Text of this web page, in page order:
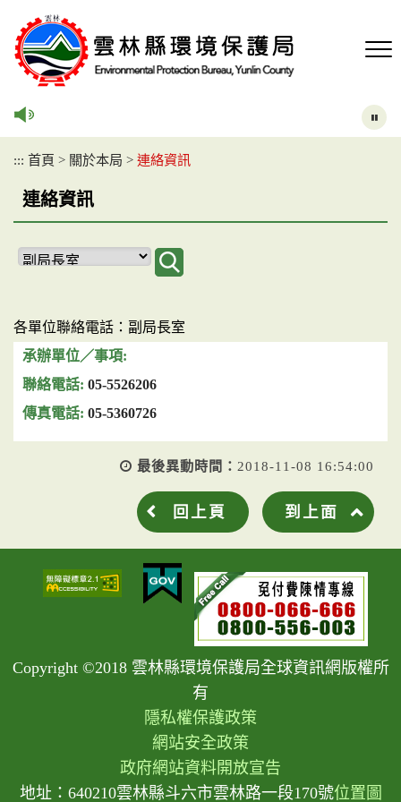
::: 首頁 > 關於本局 > 連絡資訊
連絡資訊
各單位聯絡電話：副局長室
05-5526206
05-5360726
最後異動時間： 2018-11-08 16:54:00
回上頁 到上面
Copyright ©2018 雲林縣環境保護局全球資訊網版權所
有
隱私權保護政策
網站安全政策
政府網站資料開放宣告
地址：640210雲林縣斗六市雲林路一段170號位置圖